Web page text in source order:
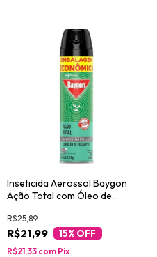
Inseticida Aerossol Baygon
Ação Total com Óleo de
Econômica
R$21,99
R$25,89
15% OFF
R$21,33 com Pix